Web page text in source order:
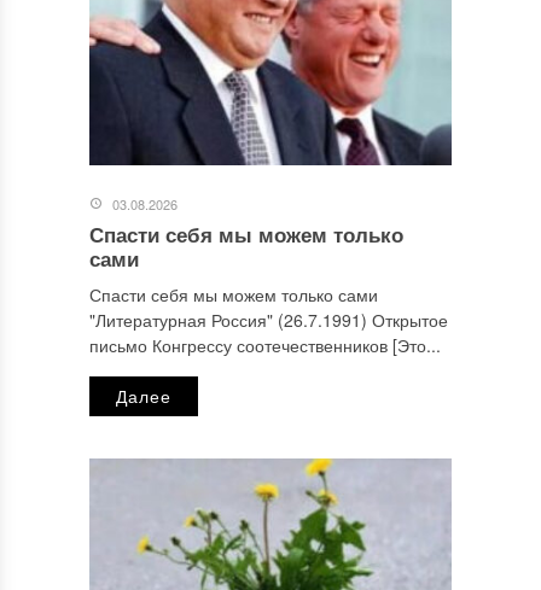
03.08.2026
Спасти себя мы можем только
сами
Спасти себя мы можем только сами
"Литературная Россия" (26.7.1991) Открытое
письмо Конгрессу соотечественников [Это...
Далее